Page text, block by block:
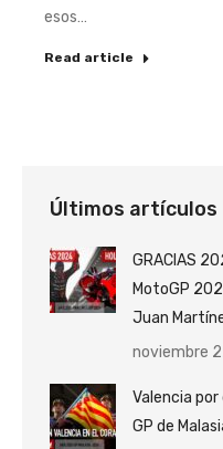
esos…
Read article
Últimos artículos
GRACIAS
MotoGP
Juan
noviembre
Valencia por
GP de